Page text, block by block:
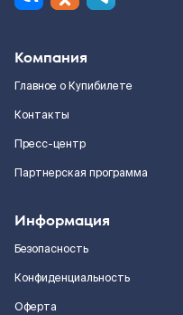
Компания
Главное о Купибилете
Контакты
Пресс-центр
Партнерская программа
Информация
Безопасность
Конфиденциальность
Оферта